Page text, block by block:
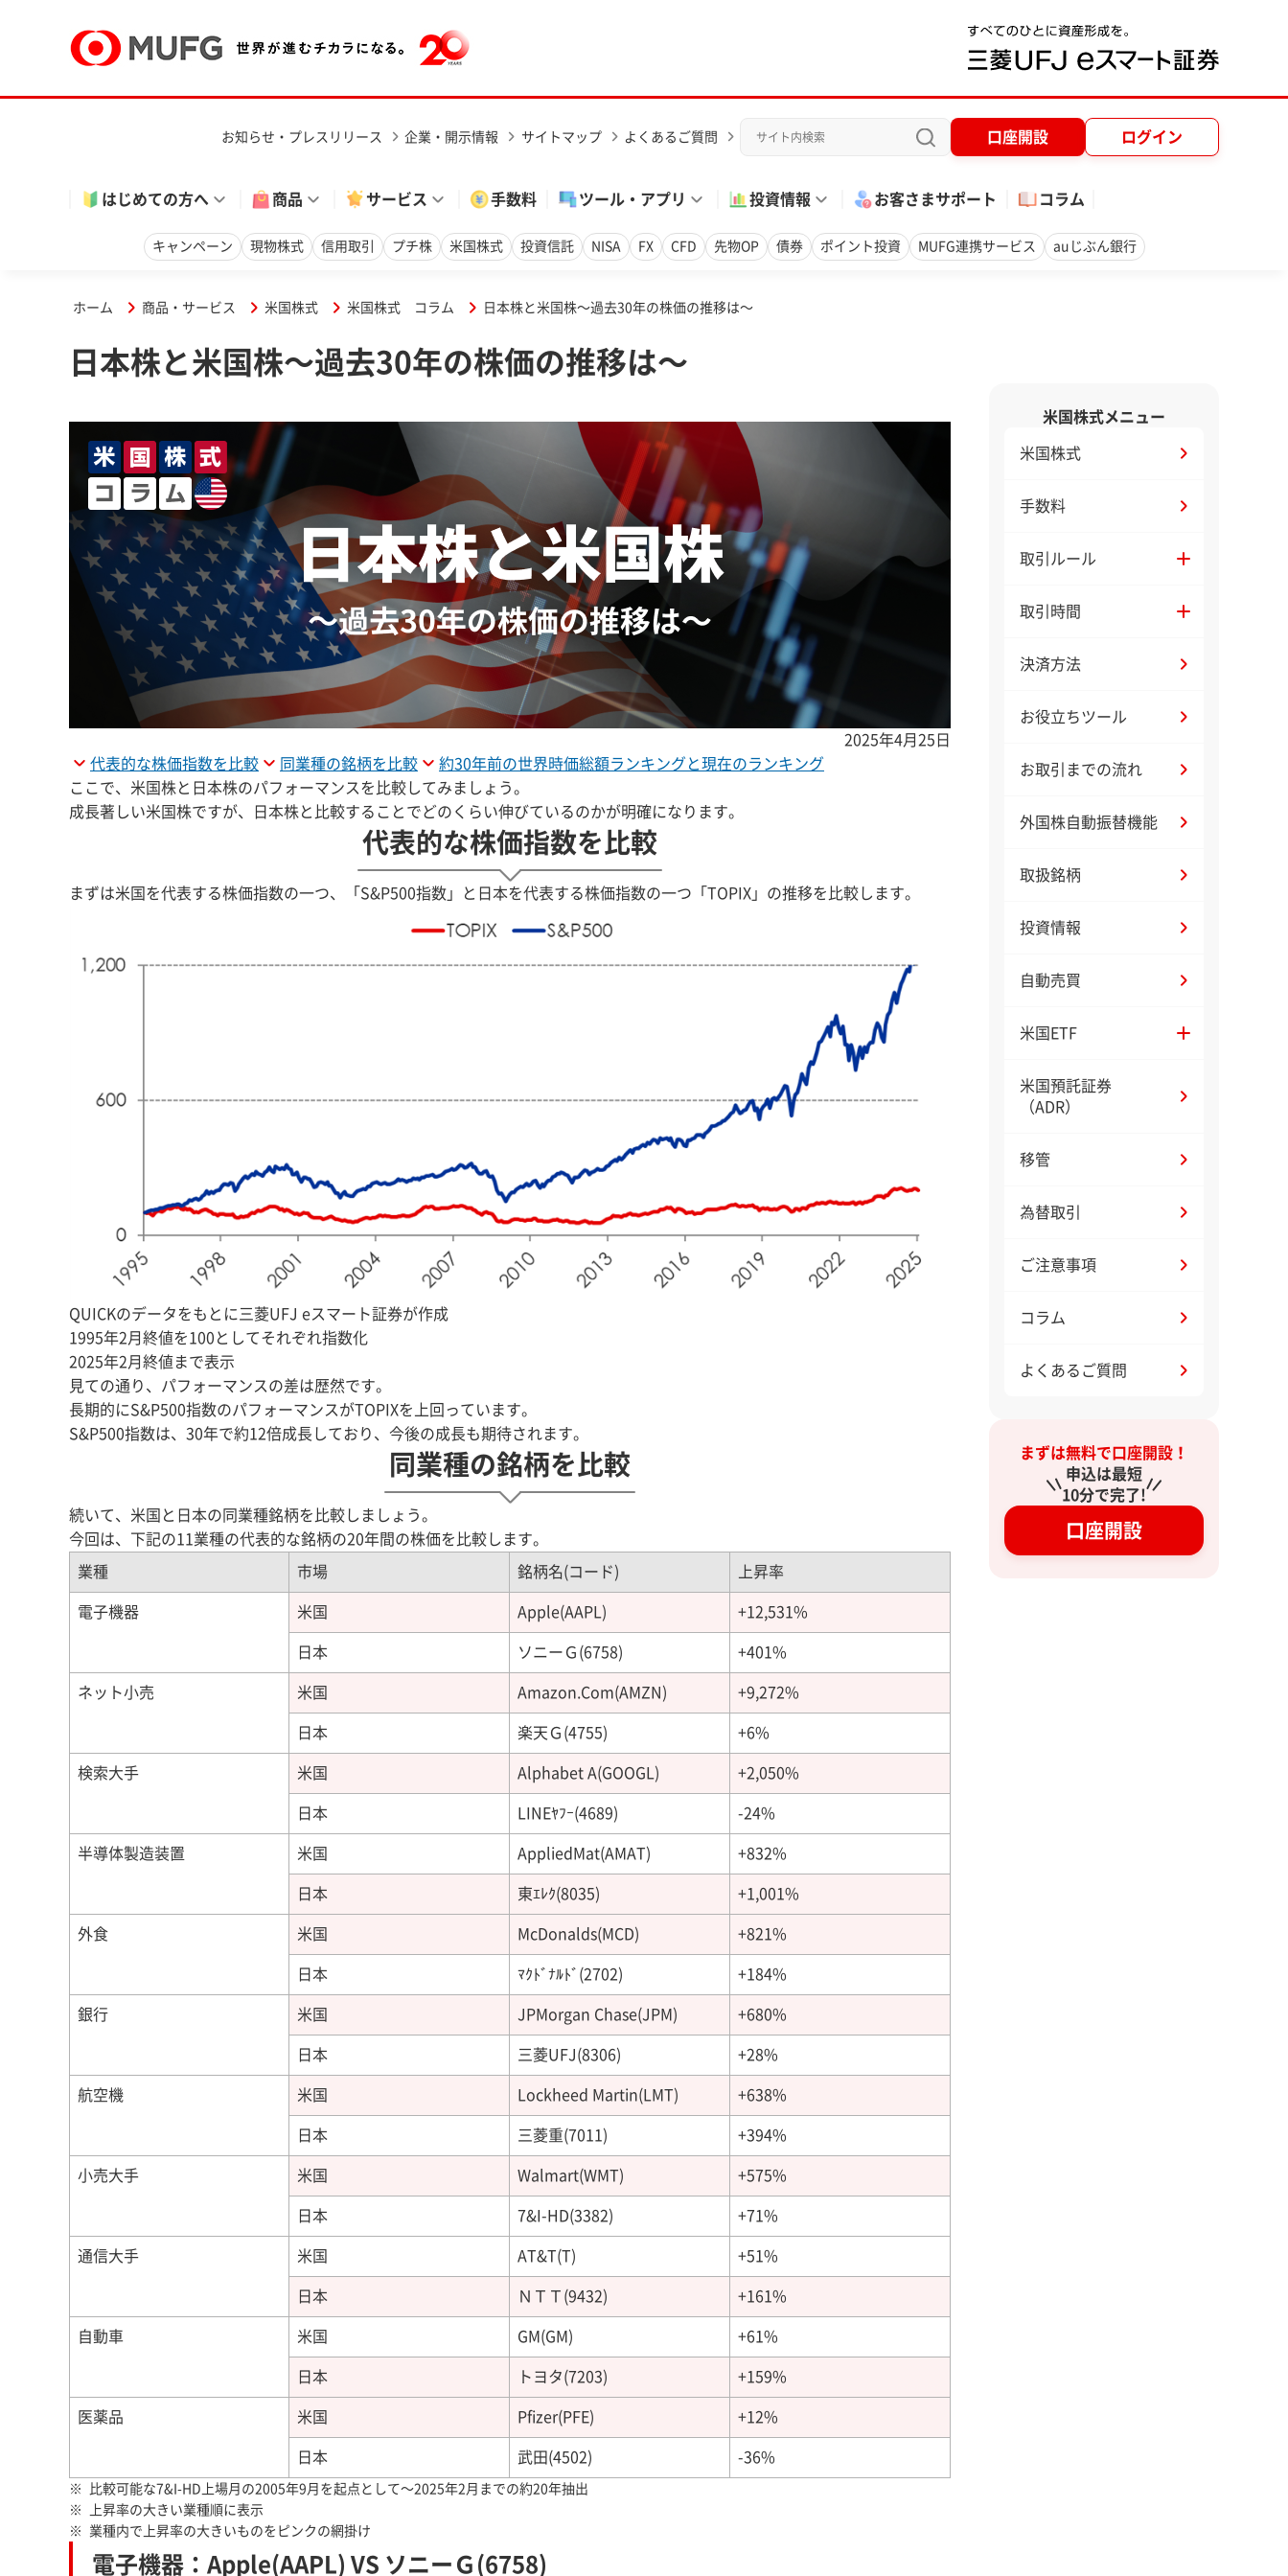
お知らせ・プレスリリース 企業・開示情報 サイトマップ よくあるご質問 口座開設 ログイン
はじめての方へ 商品 サービス 手数料 ツール・アプリ 投資情報 お客さまサポート コラム
キャンペーン 現物株式 信用取引 プチ株 米国株式 投資信託 NISA FX CFD 先物OP 債券 ポイント投資 MUFG連携サービス auじぶん銀行
ホーム 商品・サービス 米国株式 米国株式 コラム 日本株と米国株～過去30年の株価の推移は～
日本株と米国株～過去30年の株価の推移は～
2025年4月25日
代表的な株価指数を比較
同業種の銘柄を比較
約30年前の世界時価総額ランキングと現在のランキング
ここで、米国株と日本株のパフォーマンスを比較してみましょう。
成長著しい米国株ですが、日本株と比較することでどのくらい伸びているのかが明確になります。
代表的な株価指数を比較
まずは米国を代表する株価指数の一つ、「S&P500指数」と日本を代表する株価指数の一つ「TOPIX」の推移を比較します。
QUICKのデータをもとに三菱UFJ eスマート証券が作成
1995年2月終値を100としてそれぞれ指数化
2025年2月終値まで表示
見ての通り、パフォーマンスの差は歴然です。
長期的にS&P500指数のパフォーマンスがTOPIXを上回っています。
S&P500指数は、30年で約12倍成長しており、今後の成長も期待されます。
同業種の銘柄を比較
続いて、米国と日本の同業種銘柄を比較しましょう。
今回は、下記の11業種の代表的な銘柄の20年間の株価を比較します。
業種 市場 銘柄名(コード) 上昇率
電子機器 米国 Apple(AAPL) +12,531%
日本 ソニーＧ(6758) +401%
ネット小売 米国 Amazon.Com(AMZN) +9,272%
日本 楽天Ｇ(4755) +6%
検索大手 米国 Alphabet A(GOOGL) +2,050%
日本 LINEﾔﾌｰ(4689) -24%
半導体製造装置 米国 AppliedMat(AMAT) +832%
日本 東ｴﾚｸ(8035) +1,001%
外食 米国 McDonalds(MCD) +821%
日本 ﾏｸﾄﾞﾅﾙﾄﾞ(2702) +184%
銀行 米国 JPMorgan Chase(JPM) +680%
日本 三菱UFJ(8306) +28%
航空機 米国 Lockheed Martin(LMT) +638%
日本 三菱重(7011) +394%
小売大手 米国 Walmart(WMT) +575%
日本 7&I-HD(3382) +71%
通信大手 米国 AT&T(T) +51%
日本 ＮＴＴ(9432) +161%
自動車 米国 GM(GM) +61%
日本 トヨタ(7203) +159%
医薬品 米国 Pfizer(PFE) +12%
日本 武田(4502) -36%
比較可能な7&I-HD上場月の2005年9月を起点として～2025年2月までの約20年抽出
上昇率の大きい業種順に表示
業種内で上昇率の大きいものをピンクの網掛け
電子機器：Apple(AAPL) VS ソニーＧ(6758)
米国株式メニュー
米国株式
手数料
取引ルール
取引時間
決済方法
お役立ちツール
お取引までの流れ
外国株自動振替機能
取扱銘柄
投資情報
自動売買
米国ETF
米国預託証券
（ADR）
移管
為替取引
ご注意事項
コラム
よくあるご質問
まずは無料で口座開設！
申込は最短
10分で完了!
口座開設